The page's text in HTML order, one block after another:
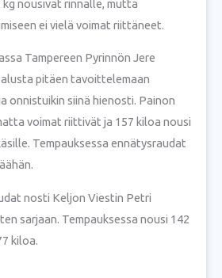
nousivat rinnalle, mutta
ei vielä voimat riittäneet.
Tampereen Pyrinnön Jere
pitäen tavoittelemaan
onnistuikin siinä hienosti. Painon
voimat riittivät ja 157 kiloa nousi
Tempauksessa ennätysraudat
nosti Keljon Viestin Petri
sarjaan. Tempauksessa nousi 142
kiloa.